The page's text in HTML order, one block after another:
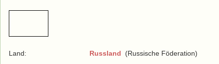
Land: Russland (Russische Föderation)